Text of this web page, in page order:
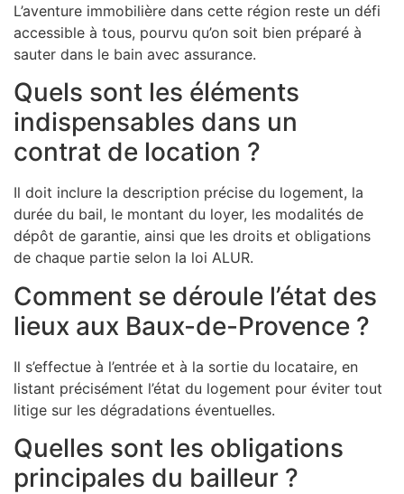
L’aventure immobilière dans cette région reste un défi
accessible à tous, pourvu qu’on soit bien préparé à
sauter dans le bain avec assurance.
Quels sont les éléments
indispensables dans un
contrat de location ?
Il doit inclure la description précise du logement, la
durée du bail, le montant du loyer, les modalités de
dépôt de garantie, ainsi que les droits et obligations
de chaque partie selon la loi ALUR.
Comment se déroule l’état des
lieux aux Baux-de-Provence ?
Il s’effectue à l’entrée et à la sortie du locataire, en
listant précisément l’état du logement pour éviter tout
litige sur les dégradations éventuelles.
Quelles sont les obligations
principales du bailleur ?